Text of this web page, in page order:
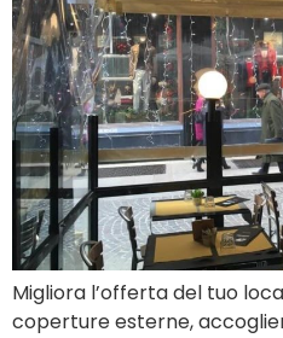
Migliora l’offerta del tuo
coperture esterne,